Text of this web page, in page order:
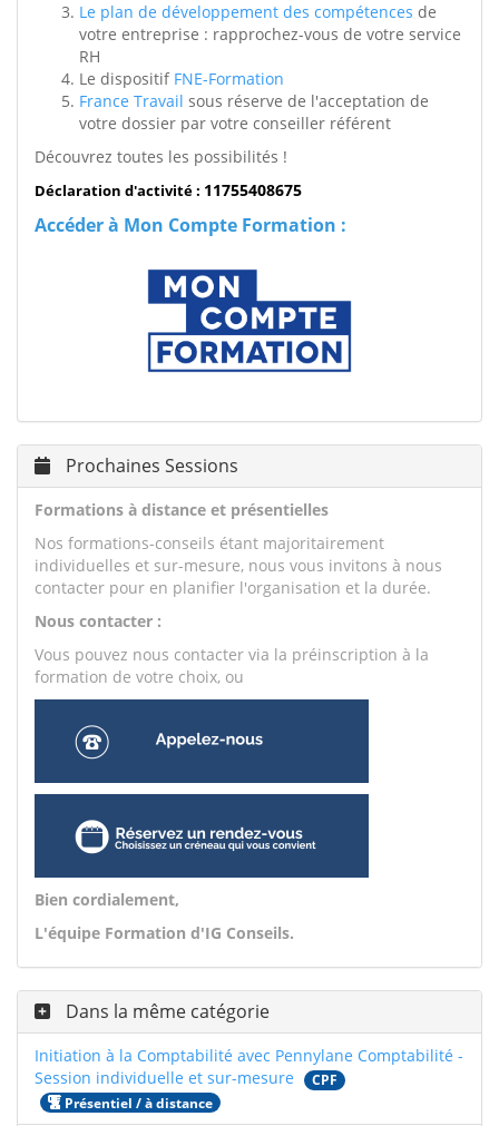
Le plan de développement des compétences de
votre entreprise : rapprochez-vous de votre service
RH
Le dispositif FNE-Formation
France Travail sous réserve de l'acceptation de
votre dossier par votre conseiller référent
Découvrez toutes les possibilités !
Déclaration d'activité : 11755408675
Accéder à Mon Compte Formation :
Prochaines Sessions
Formations à distance et présentielles
Nos formations-conseils étant majoritairement
individuelles et sur-mesure, nous vous invitons à nous
contacter pour en planifier l'organisation et la durée.
Nous contacter :
Vous pouvez nous contacter via la préinscription à la
formation de votre choix, ou
Bien cordialement,
L'équipe Formation d'IG Conseils.
Dans la même catégorie
Initiation à la Comptabilité avec Pennylane Comptabilité -
Session individuelle et sur-mesure
CPF
Présentiel / à distance